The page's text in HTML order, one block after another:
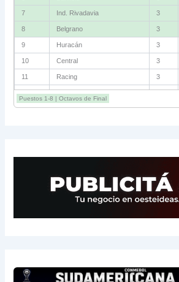
7 Ind. Rivadavia 3
8 Belgrano 3
9 Huracán 3
10 Central 3
11 Racing 3
12 Estudiantes RC 3
13 Sarmiento 3
Puestos 1-8 | Octavos de Final